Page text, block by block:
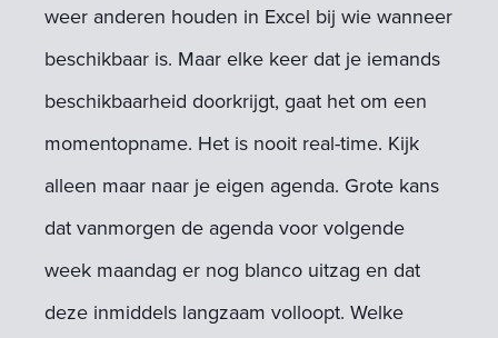
weer anderen houden in Excel bij wie wanneer
beschikbaar is. Maar elke keer dat je iemands
beschikbaarheid doorkrijgt, gaat het om een
momentopname. Het is nooit real-time. Kijk
alleen maar naar je eigen agenda. Grote kans
dat vanmorgen de agenda voor volgende
week maandag er nog blanco uitzag en dat
deze inmiddels langzaam volloopt. Welke